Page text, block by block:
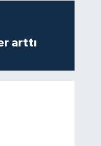
arttı